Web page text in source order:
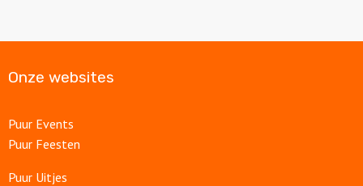
Onze websites
Puur Events
Puur Feesten
Puur Uitjes